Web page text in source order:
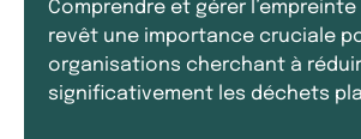
Comprendre et gérer
revêt une importance cruciale
organisations cherchant à
significativement les déchets